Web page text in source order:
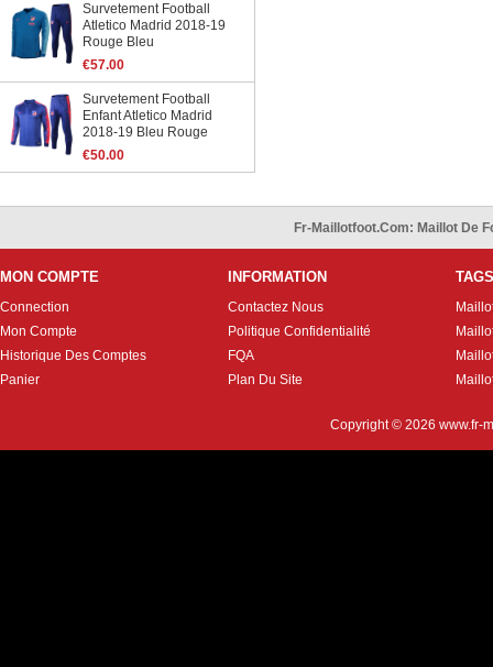
Survetement Football
Atletico Madrid 2018-19
Rouge Bleu
€57.00
Survetement Football
Enfant Atletico Madrid
2018-19 Bleu Rouge
€50.00
Fr-Maillotfoot.com: Maillot De
MON COMPTE
Connection
Mon Compte
Historique Des Comptes
Panier
INFORMATION
Contactez Nous
Politique Confidentialité
FQA
Plan Du Site
TAGS
Copyright © 2026 www.fr-